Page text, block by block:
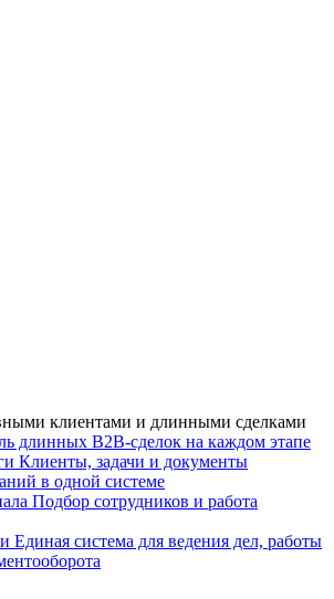
клиентами и длинными сделками
длинных B2B-сделок на каждом этапе
Клиенты, задачи и документы
в одной системе
Подбор сотрудников и работа
Единая система для ведения дел, работы